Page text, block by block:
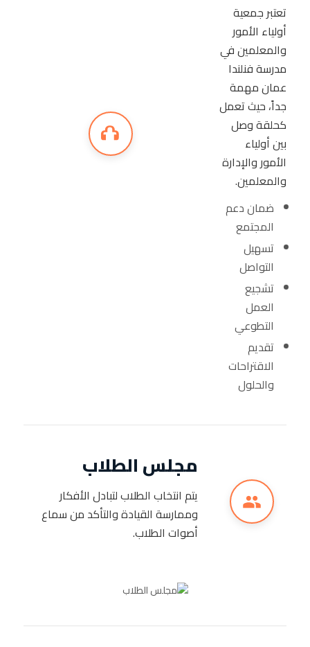
تعتبر جمعية
أولياء الأمور
والمعلمين في
مدرسة فنلندا
عمان مهمة
جداً، حيث تعمل
كحلقة وصل
بين أولياء
الأمور والإدارة
والمعلمين.
ضمان دعم
المجتمع
تسهيل
التواصل
تشجيع
العمل
التطوعي
تقديم
الاقتراحات
والحلول
مجلس الطلاب
يتم انتخاب الطلاب لتبادل الأفكار
وممارسة القيادة والتأكد من سماع
أصوات الطلاب.